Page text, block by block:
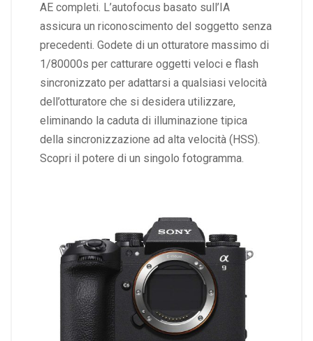
AE completi. L’autofocus basato sull’IA
assicura un riconoscimento del soggetto senza
precedenti. Godete di un otturatore massimo di
1/80000s per catturare oggetti veloci e flash
sincronizzato per adattarsi a qualsiasi velocità
dell’otturatore che si desidera utilizzare,
eliminando la caduta di illuminazione tipica
della sincronizzazione ad alta velocità (HSS).
Scopri il potere di un singolo fotogramma.